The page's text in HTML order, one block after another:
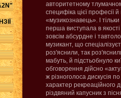
авторитетному
специфіка цієї професії
«музикознавець». І
перша виступала в
зовсім абсурдне і
музикант, що
роз'яснили, так
мабуть, й підстьобнуло
обговорення дійсно
ж різноголоса дискусія
характер рекреаційного
різдвяний капусник з